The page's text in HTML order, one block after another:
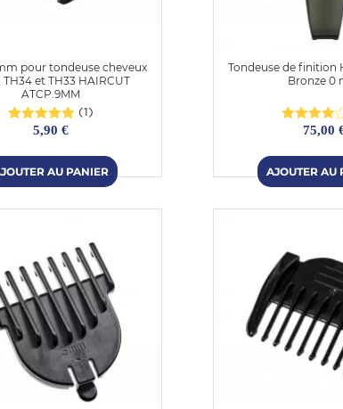
pour tondeuse cheveux
TH34 et TH33 HAIRCUT
ATCP.9MM
(1)
5,90 €
Tondeuse de finition
Bronze 0
75,00